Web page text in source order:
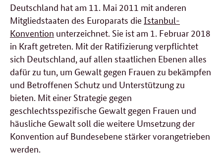
Deutschland hat am 11. Mai 2011 mit anderen
Mitgliedstaaten des Europarats die Istanbul-
Konvention unterzeichnet. Sie ist am 1. Februar 2018
in Kraft getreten. Mit der Ratifizierung verpflichtet
sich Deutschland, auf allen staatlichen Ebenen alles
dafür zu tun, um Gewalt gegen Frauen zu bekämpfen
und Betroffenen Schutz und Unterstützung zu
bieten. Mit einer Strategie gegen
geschlechtsspezifische Gewalt gegen Frauen und
häusliche Gewalt soll die weitere Umsetzung der
Konvention auf Bundesebene stärker vorangetrieben
werden.